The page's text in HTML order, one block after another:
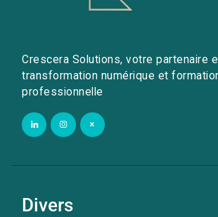
Crescera Solutions, votre partenaire
transformation numérique et
professionnelle
Divers